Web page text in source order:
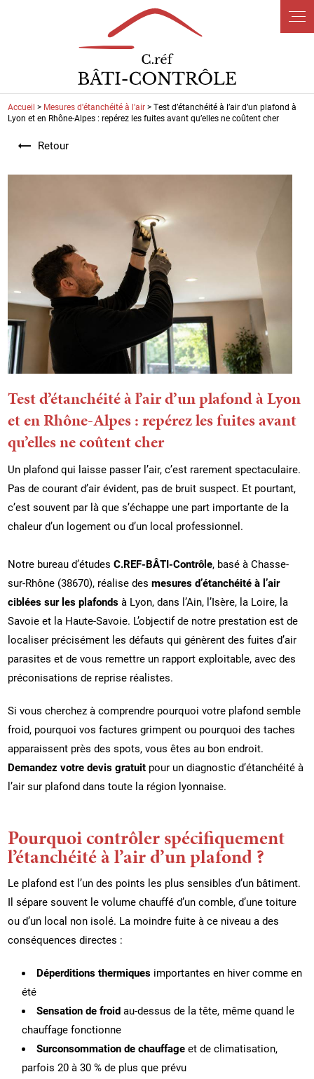
Accueil > Mesures d'étanchéité à l'air> Test d’étanchéité à l’air d’un plafond à
Lyon et en Rhône-Alpes : repérez les fuites avant qu’elles ne coûtent cher
Retour
Test d’étanchéité à l’air d’un plafond à Lyon
et en Rhône-Alpes : repérez les fuites avant
qu’elles ne coûtent cher
Un plafond qui laisse passer l’air, c’est rarement spectaculaire.
Pas de courant d’air évident, pas de bruit suspect. Et pourtant,
c’est souvent par là que s’échappe une part importante de la
chaleur d’un logement ou d’un local professionnel.
Notre bureau d’étudesC.REF-BÂTI-Contrôle, basé à Chasse-
sur-Rhône (38670), réalise desmesures d’étanchéité à l’air
ciblées sur les plafonds à Lyon, dans l’Ain, l’Isère, la Loire, la
Savoie et la Haute-Savoie. L’objectif de notre prestation est de
localiser précisément les défauts qui génèrent des fuites d’air
parasites et de vous remettre un rapport exploitable, avec des
préconisations de reprise réalistes.
Si vous cherchez à comprendre pourquoi votre plafond semble
froid, pourquoi vos factures grimpent ou pourquoi des taches
apparaissent près des spots, vous êtes au bon endroit.
Demandez votre devis gratuit pour un diagnostic d’étanchéité à
l’air sur plafond dans toute la région lyonnaise.
Pourquoi contrôler spécifiquement
l’étanchéité à l’air d’un plafond ?
Le plafond est l’un des points les plus sensibles d’un bâtiment.
Il sépare souvent le volume chauffé d’un comble, d’une toiture
ou d’un local non isolé. La moindre fuite à ce niveau a des
conséquences directes :
Déperditions thermiques importantes en hiver comme en
été
Sensation de froid au-dessus de la tête, même quand le
chauffage fonctionne
Surconsommation de chauffage et de climatisation,
parfois 20 à 30 % de plus que prévu
Panneau de gestion des cookies